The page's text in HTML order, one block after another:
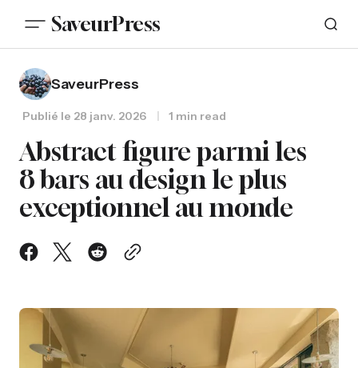
SaveurPress
SaveurPress
Publié le 28 janv. 2026 1 min read
Abstract figure parmi les
8 bars au design le plus
exceptionnel au monde